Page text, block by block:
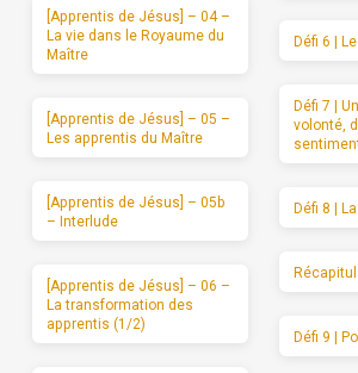
[Apprentis de Jésus] – 04 –
La vie dans le Royaume du
Maître
[Apprentis de Jésus] – 05 –
Les apprentis du Maître
[Apprentis de Jésus] – 05b
– Interlude
[Apprentis de Jésus] – 06 –
La transformation des
apprentis (1/2)
Défi 6 |
Défi 7 |
volonté,
Défi 8 |
Défi 9 |